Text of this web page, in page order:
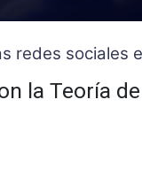
redes
la Teoría